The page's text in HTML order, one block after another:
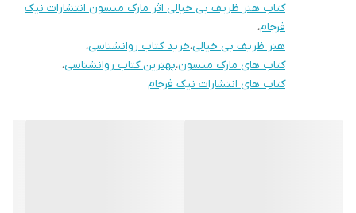
کتاب هنر ظریف بی خیالی اثر مارک منسون انتشارات نیک فرجام به شما
نشان می دهد که چگونه با شکست خوردن های پیاپی هم می‌شود
بیشتر موفق شوید و به آسانی از مشکلات عبور کنید. او زندگی خودش را
کتاب هنر ظریف بی خیالی اثر مارک منسون انتشارات نیک
فرجام،
هنر ظریف بی خیالی،خرید کتاب روانشناسی،
کتاب های مارک منسون،بهترین کتاب روانشناسی،
کتاب های انتشارات نیک فرجام